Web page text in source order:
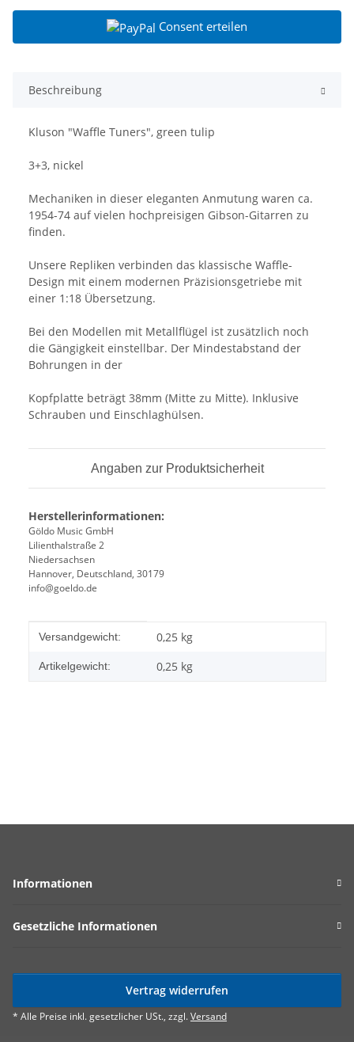
Consent erteilen
Beschreibung
Kluson "Waffle Tuners", green tulip
3+3, nickel
Mechaniken in dieser eleganten Anmutung waren ca.
1954-74 auf vielen hochpreisigen Gibson-Gitarren zu
finden.
Unsere Repliken verbinden das klassische Waffle-
Design mit einem modernen Präzisionsgetriebe mit
einer 1:18 Übersetzung.
Bei den Modellen mit Metallflügel ist zusätzlich noch
die Gängigkeit einstellbar. Der Mindestabstand der
Bohrungen in der
Kopfplatte beträgt 38mm (Mitte zu Mitte). Inklusive
Schrauben und Einschlaghülsen.
Angaben zur Produktsicherheit
Herstellerinformationen:
Göldo Music GmbH
Lilienthalstraße 2
Niedersachsen
Hannover, Deutschland, 30179
info@goeldo.de
Produkteigenschaft
Wert
Versandgewicht: 0,25 kg
Artikelgewicht: 0,25 kg
Informationen
Gesetzliche Informationen
Vertrag widerrufen
* Alle Preise inkl. gesetzlicher USt., zzgl.Versand